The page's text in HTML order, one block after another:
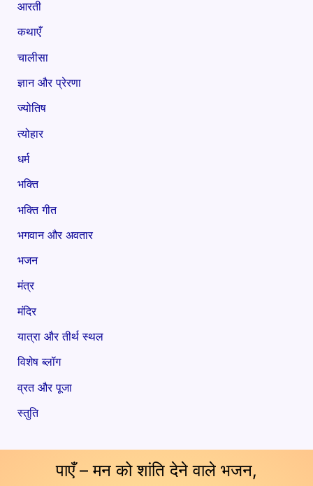
आरती
कथाएँ
चालीसा
ज्ञान और प्रेरणा
ज्योतिष
त्योहार
धर्म
भक्ति
भक्ति गीत
भगवान और अवतार
भजन
मंत्र
मंदिर
यात्रा और तीर्थ स्थल
विशेष ब्लॉग
व्रत और पूजा
स्तुति
पाएँ – मन को शांति देने वाले भजन,